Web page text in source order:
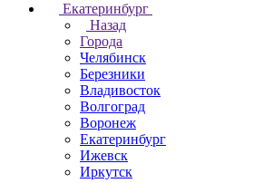
Екатеринбург
Назад
Города
Челябинск
Березники
Владивосток
Волгоград
Воронеж
Екатеринбург
Ижевск
Иркутск